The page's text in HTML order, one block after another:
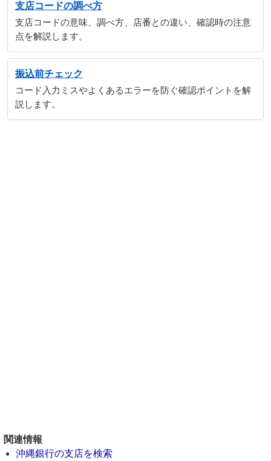
支店コードの調べ方
支店コードの意味、調べ方、店番との違い、確認時の注意
点を解説します。
振込前チェック
コード入力ミスやよくあるエラーを防ぐ確認ポイントを解
説します。
関連情報
沖縄銀行の支店を検索